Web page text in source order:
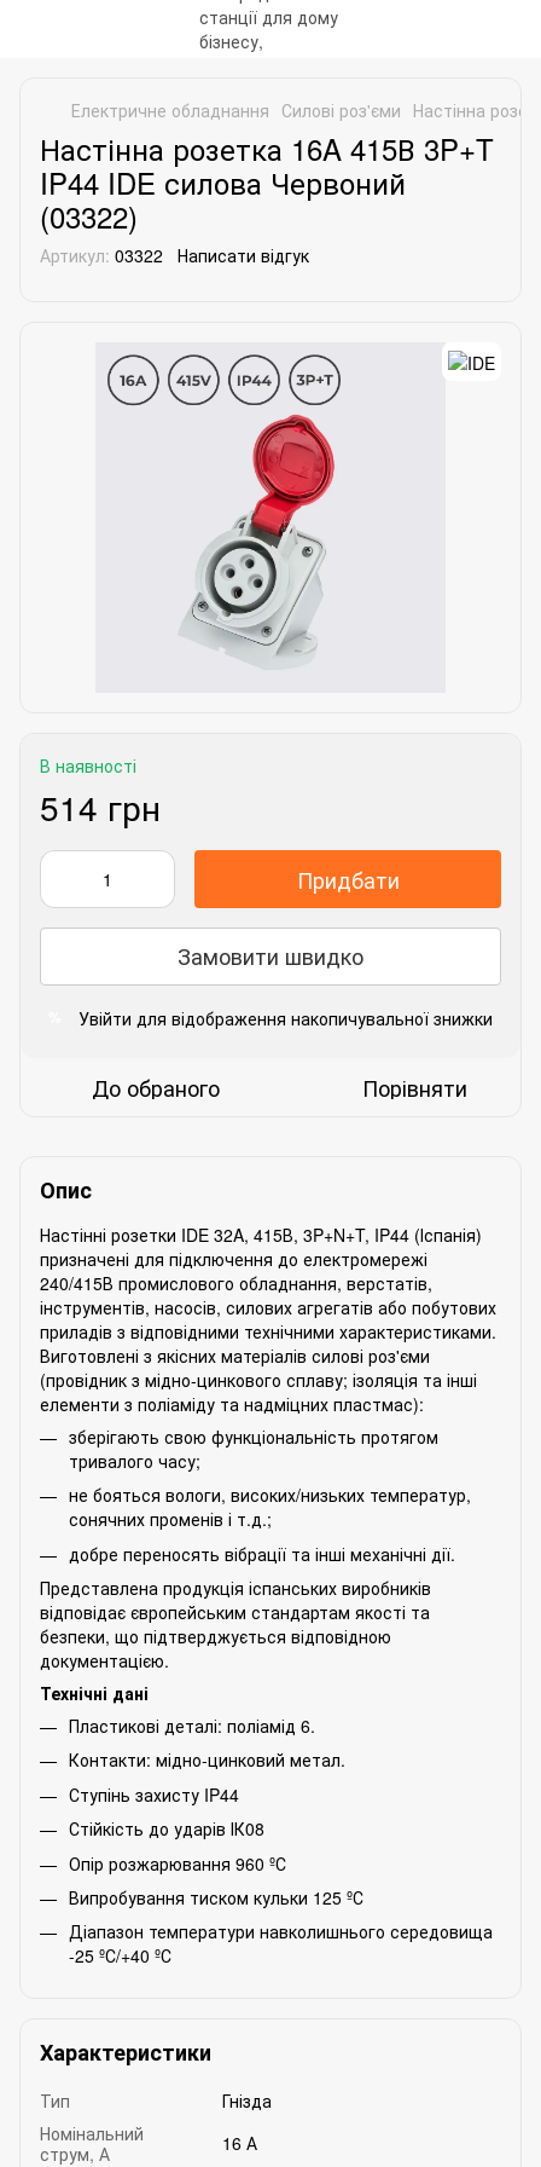
Електричне обладнання Силові роз'єми Настінна
Настінна розетка 16A 415В 3P+T
IP44 IDE силова Червоний
(03322)
Артикул: 03322 Написати відгук
В наявності
514 грн
Придбати
Замовити швидко
Увійти для відображення накопичувальної знижки
До обраного Порівняти
Опис
Настінні розетки IDE 32A, 415В, 3P+N+T, IP44 (Іспанія)
призначені для підключення до електромережі
240/415В промислового обладнання, верстатів,
інструментів, насосів, силових агрегатів або побутових
приладів з відповідними технічними характеристиками.
Виготовлені з якісних матеріалів силові роз'єми
(провідник з мідно-цинкового сплаву; ізоляція та інші
елементи з поліаміду та надміцних пластмас):
зберігають свою функціональність протягом
тривалого часу;
не бояться вологи, високих/низьких температур,
сонячних променів і т.д.;
добре переносять вібрації та інші механічні дії.
Представлена ​​продукція іспанських виробників
відповідає європейським стандартам якості та
безпеки, що підтверджується відповідною
документацією.
Технічні дані
Пластикові деталі: поліамід 6.
Контакти: мідно-цинковий метал.
Ступінь захисту IP44
Стійкість до ударів ІК08
Опір розжарювання 960 ºС
Випробування тиском кульки 125 ºС
Діапазон температури навколишнього середовища
-25 ºС/+40 ºС
Характеристики
Тип
Гнізда
Номінальний
струм, А
16 А